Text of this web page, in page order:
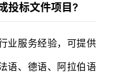
标文件项目?
服务经验，可提供
语、德语、阿拉伯语